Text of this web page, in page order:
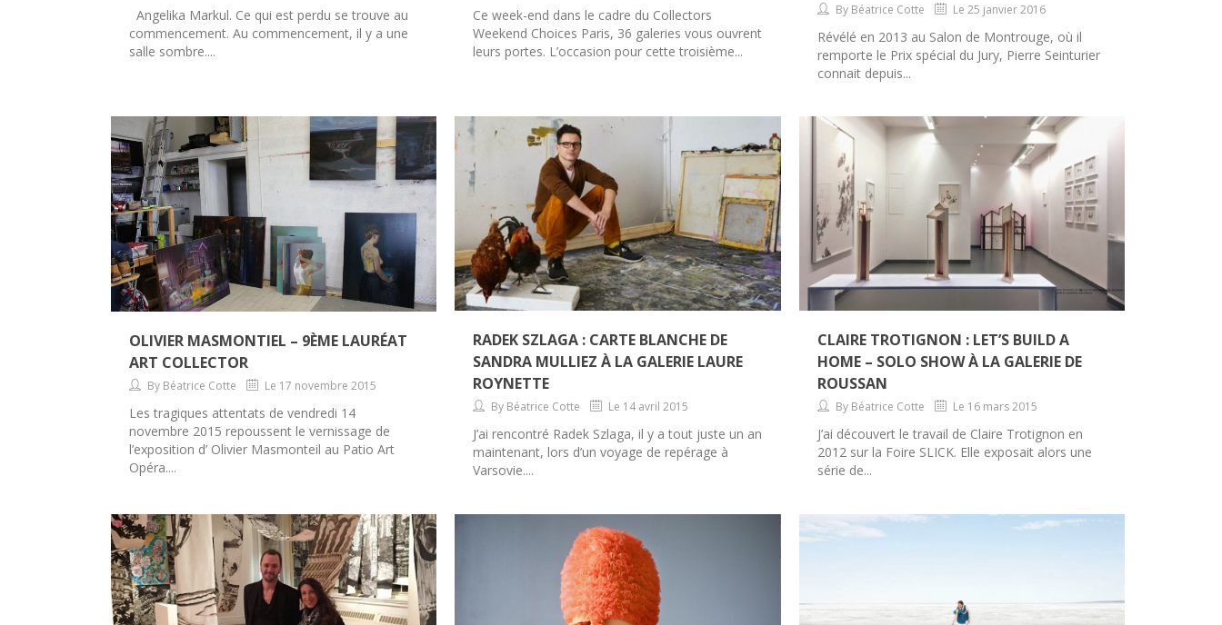
Angelika Markul. Ce qui est perdu se trouve au
commencement. Au commencement, il y a une
salle sombre....
Ce week-end dans le cadre du Collectors
Weekend Choices Paris, 36 galeries vous ouvrent
leurs portes. L’occasion pour cette troisième...
By Béatrice Cotte Le 25 janvier 2016
Révélé en 2013 au Salon de Montrouge, où il
remporte le Prix spécial du Jury, Pierre Seinturier
connait depuis...
OLIVIER MASMONTIEL – 9ÈME LAURÉAT
ART COLLECTOR
By Béatrice Cotte Le 17 novembre 2015
Les tragiques attentats de vendredi 14
novembre 2015 repoussent le vernissage de
l’exposition d’ Olivier Masmonteil au Patio Art
Opéra....
RADEK SZLAGA : CARTE BLANCHE DE
SANDRA MULLIEZ À LA GALERIE LAURE
ROYNETTE
By Béatrice Cotte Le 14 avril 2015
J’ai rencontré Radek Szlaga, il y a tout juste un an
maintenant, lors d’un voyage de repérage à
Varsovie....
CLAIRE TROTIGNON : LET’S BUILD A
HOME – SOLO SHOW À LA GALERIE DE
ROUSSAN
By Béatrice Cotte Le 16 mars 2015
J’ai découvert le travail de Claire Trotignon en
2012 sur la Foire SLICK. Elle exposait alors une
série de...